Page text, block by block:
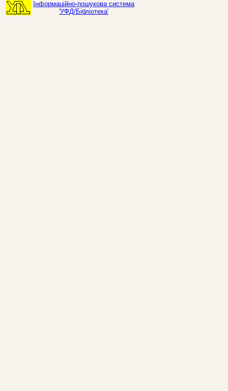
Інформаційно-пошукова система
'УФД/Бібліотека'